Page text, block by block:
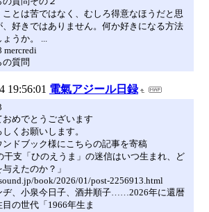
ことは苦ではなく、むしろ得意なほうだと思
、好きではありません。何か好きになる方法
うか。 ...
mercredi
の質問
19:56:01 電氣アジール日録
おめでとうございます
くお願いします。
ンドブック様にこちらの記事を寄稿
干支「ひのえうま」の迷信はいつ生まれ、ど
えたのか？」
book/2026/01/post-2256913.html
ヂ、小泉今日子、酒井順子……2026年に還暦
の世代「1966年生ま